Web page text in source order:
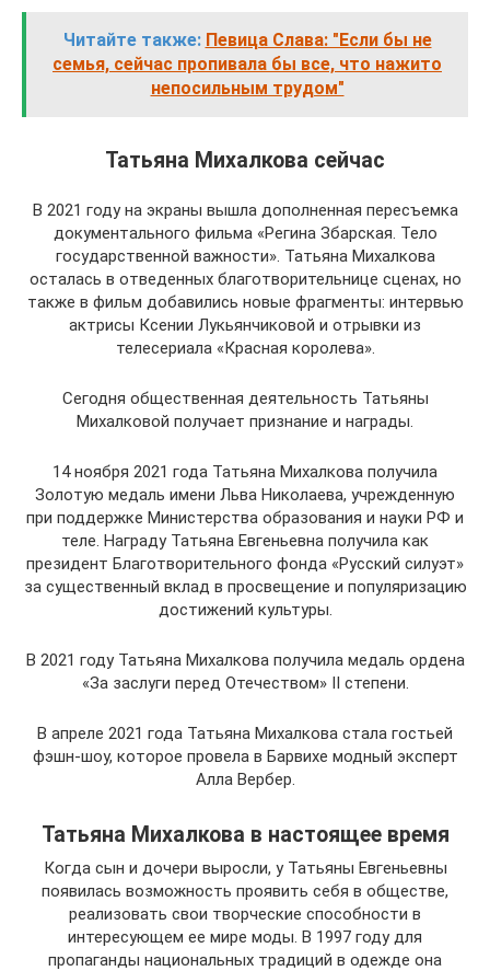
Читайте также: Певица Слава: "Если бы не
семья, cейчас пропивала бы все, что нажито
непосильным трудом"
Татьяна Михалкова сейчас
В 2021 году на экраны вышла дополненная пересъемка
документального фильма «Регина Збарская. Тело
государственной важности». Татьяна Михалкова
осталась в отведенных благотворительнице сценах, но
также в фильм добавились новые фрагменты: интервью
актрисы Ксении Лукьянчиковой и отрывки из
телесериала «Красная королева».
Сегодня общественная деятельность Татьяны
Михалковой получает признание и награды.
14 ноября 2021 года Татьяна Михалкова получила
Золотую медаль имени Льва Николаева, учрежденную
при поддержке Министерства образования и науки РФ и
теле. Награду Татьяна Евгеньевна получила как
президент Благотворительного фонда «Русский силуэт»
за существенный вклад в просвещение и популяризацию
достижений культуры.
В 2021 году Татьяна Михалкова получила медаль ордена
«За заслуги перед Отечеством» II степени.
В апреле 2021 года Татьяна Михалкова стала гостьей
фэшн-шоу, которое провела в Барвихе модный эксперт
Алла Вербер.
Татьяна Михалкова в настоящее время
Когда сын и дочери выросли, у Татьяны Евгеньевны
появилась возможность проявить себя в обществе,
реализовать свои творческие способности в
интересующем ее мире моды. В 1997 году для
пропаганды национальных традиций в одежде она